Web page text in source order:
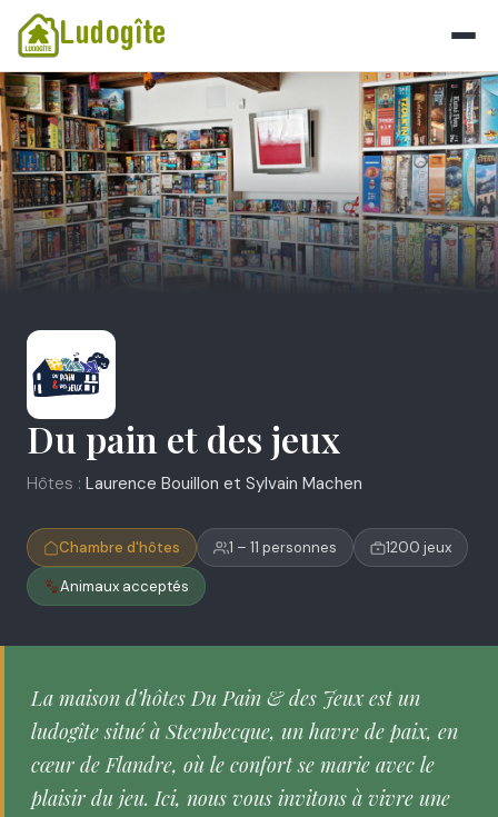
Ludogîte
Du pain et des jeux
Hôtes : Laurence Bouillon et Sylvain Machen
Chambre d'hôtes 1 – 11 personnes 1200 jeux
Animaux acceptés
La maison d’hôtes Du Pain & des Jeux est un
ludogîte situé à Steenbecque, un havre de paix, en
cœur de Flandre, où le confort se marie avec le
plaisir du jeu. Ici, nous vous invitons à vivre une